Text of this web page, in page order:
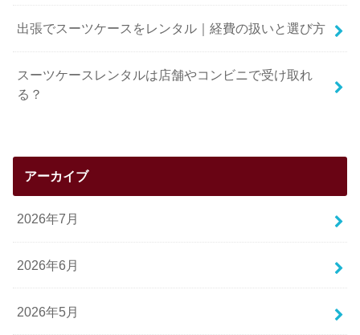
出張でスーツケースをレンタル｜経費の扱いと選び方
スーツケースレンタルは店舗やコンビニで受け取れ
る？
アーカイブ
2026年7月
2026年6月
2026年5月